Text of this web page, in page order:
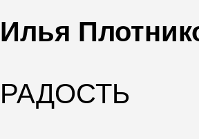
Илья
РАДОСТЬ